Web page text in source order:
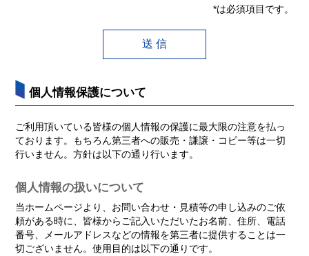
*は必須項目です。
個人情報保護について
ご利用頂いている皆様の個人情報の保護に最大限の注意を払っ
ております。もちろん第三者への販売・謙譲・コピー等は一切
行いません。方針は以下の通り行います。
個人情報の扱いについて
当ホームページより、お問い合わせ・見積等の申し込みのご依
頼がある時に、皆様からご記入いただいたお名前、住所、電話
番号、メールアドレスなどの情報を第三者に提供することは一
切ございません。使用目的は以下の通りです。